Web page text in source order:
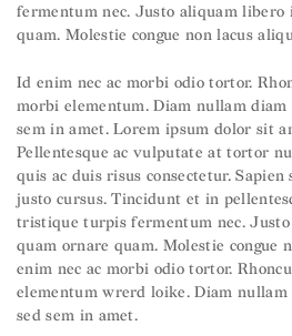
fermentum nec. Justo aliquam libero
quam. Molestie congue non lacus
Id enim nec ac morbi odio tortor.
morbi elementum. Diam nullam
sem in amet. Lorem ipsum dolor sit
Pellentesque ac vulputate at tortor
quis ac duis risus consectetur.
justo cursus. Tincidunt et in
tristique turpis fermentum nec.
quam ornare quam. Molestie congue
enim nec ac morbi odio tortor.
elementum wrerd loike. Diam
sed sem in amet.